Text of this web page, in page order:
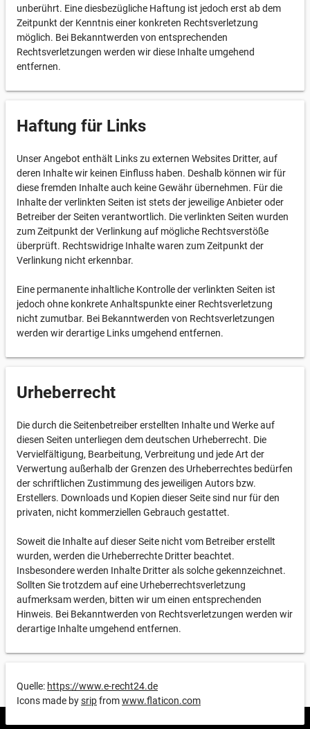
unberührt. Eine diesbezügliche Haftung ist jedoch erst ab dem
Zeitpunkt der Kenntnis einer konkreten Rechtsverletzung
möglich. Bei Bekanntwerden von entsprechenden
Rechtsverletzungen werden wir diese Inhalte umgehend
entfernen.
Haftung für Links
Unser Angebot enthält Links zu externen Websites Dritter, auf
deren Inhalte wir keinen Einfluss haben. Deshalb können wir für
diese fremden Inhalte auch keine Gewähr übernehmen. Für die
Inhalte der verlinkten Seiten ist stets der jeweilige Anbieter oder
Betreiber der Seiten verantwortlich. Die verlinkten Seiten wurden
zum Zeitpunkt der Verlinkung auf mögliche Rechtsverstöße
überprüft. Rechtswidrige Inhalte waren zum Zeitpunkt der
Verlinkung nicht erkennbar.
Eine permanente inhaltliche Kontrolle der verlinkten Seiten ist
jedoch ohne konkrete Anhaltspunkte einer Rechtsverletzung
nicht zumutbar. Bei Bekanntwerden von Rechtsverletzungen
werden wir derartige Links umgehend entfernen.
Urheberrecht
Die durch die Seitenbetreiber erstellten Inhalte und Werke auf
diesen Seiten unterliegen dem deutschen Urheberrecht. Die
Vervielfältigung, Bearbeitung, Verbreitung und jede Art der
Verwertung außerhalb der Grenzen des Urheberrechtes bedürfen
der schriftlichen Zustimmung des jeweiligen Autors bzw.
Erstellers. Downloads und Kopien dieser Seite sind nur für den
privaten, nicht kommerziellen Gebrauch gestattet.
Soweit die Inhalte auf dieser Seite nicht vom Betreiber erstellt
wurden, werden die Urheberrechte Dritter beachtet.
Insbesondere werden Inhalte Dritter als solche gekennzeichnet.
Sollten Sie trotzdem auf eine Urheberrechtsverletzung
aufmerksam werden, bitten wir um einen entsprechenden
Hinweis. Bei Bekanntwerden von Rechtsverletzungen werden wir
derartige Inhalte umgehend entfernen.
Quelle: https://www.e-recht24.de
Icons made bysripfromwww.flaticon.com